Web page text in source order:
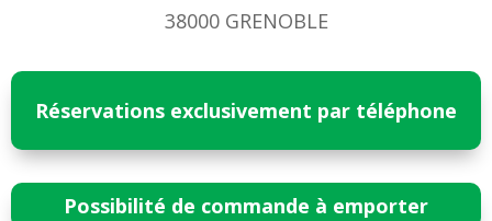
38000 GRENOBLE
Réservations exclusivement par téléphone
Possibilité de commande à emporter